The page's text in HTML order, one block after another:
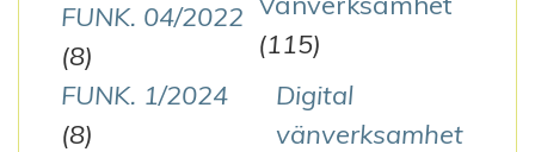
FUNK. 04/2022
(8)
FUNK. 1/2024
(8)
(115)
Digital
vänverksamhet